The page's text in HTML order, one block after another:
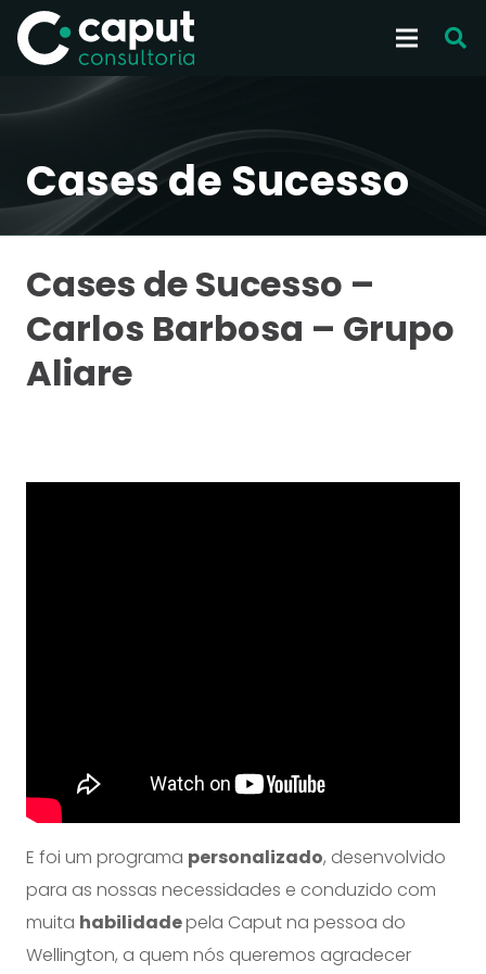
Cases de Sucesso
Cases de Sucesso –
Carlos Barbosa – Grupo
Aliare
E foi um programa personalizado, desenvolvido
para as nossas necessidades e conduzido com
muita habilidadepela Caput na pessoa do
Wellington, a quem nós queremos agradecer